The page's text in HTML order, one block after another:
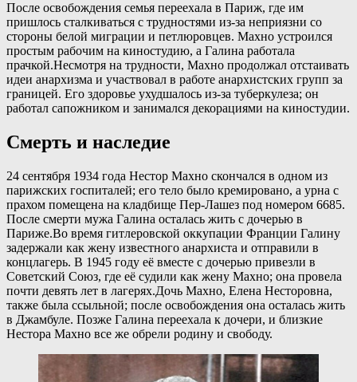
После освобождения семья переехала в Париж, где им
пришлось сталкиваться с трудностями из-за неприязни со
стороны белой миграции и петлюровцев. Махно устроился
простым рабочим на киностудию, а Галина работала
прачкой.Несмотря на трудности, Махно продолжал отстаивать
идеи анархизма и участвовал в работе анархистских групп за
границей. Его здоровье ухудшалось из-за туберкулеза; он
работал сапожником и занимался декорациями на киностудии.
Смерть и наследие
24 сентября 1934 года Нестор Махно скончался в одном из
парижских госпиталей; его тело было кремировано, а урна с
прахом помещена на кладбище Пер-Лашез под номером 6685.
После смерти мужа Галина осталась жить с дочерью в
Париже.Во время гитлеровской оккупации Франции Галину
задержали как жену известного анархиста и отправили в
концлагерь. В 1945 году её вместе с дочерью привезли в
Советский Союз, где её судили как жену Махно; она провела
почти девять лет в лагерях.Дочь Махно, Елена Несторовна,
также была ссыльной; после освобождения она осталась жить
в Джамбуле. Позже Галина переехала к дочери, и близкие
Нестора Махно все же обрели родину и свободу.